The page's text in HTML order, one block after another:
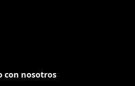
con nosotros